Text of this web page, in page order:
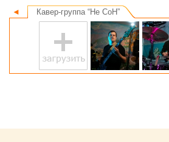
◄ Кавер-группа “Не СоН”